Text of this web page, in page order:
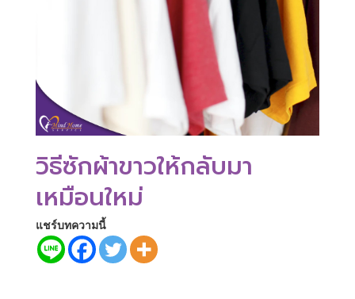
วิธีซักผ้าขาวให้กลับมา
เหมือนใหม่
แชร์บทความนี้